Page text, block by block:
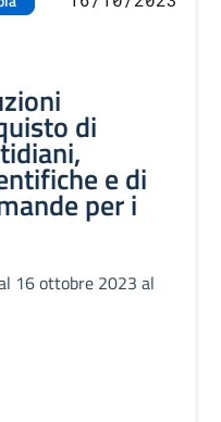
di
e di
per i
16 ottobre 2023 al